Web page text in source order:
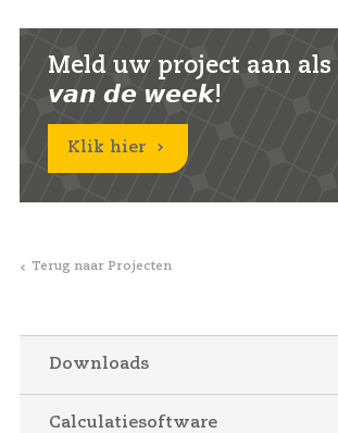
Meld uw project aan als
𝙫𝙖𝙣 𝙙𝙚 𝙬𝙚𝙚𝙠!
Klik hier
Terug naar Projecten
Downloads
Calculatiesoftware